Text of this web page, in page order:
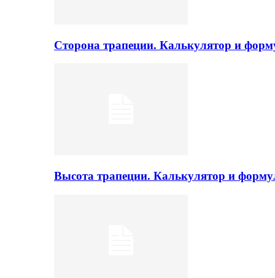
Сторона трапеции. Калькулятор и
Высота трапеции. Калькулятор и